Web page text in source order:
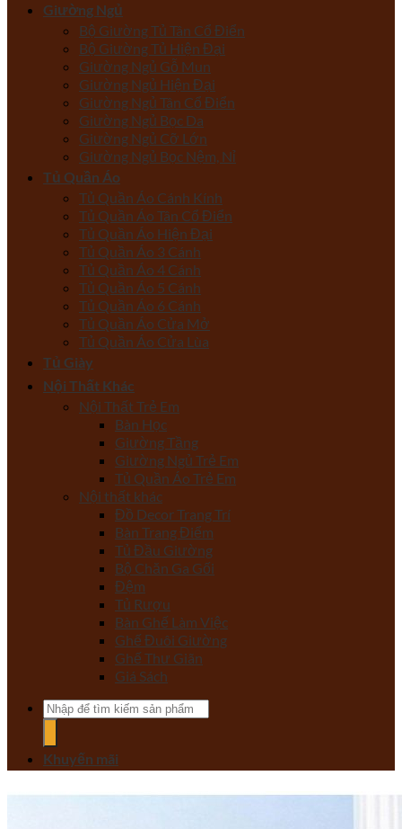
Giường Ngủ
Bộ Giường Tủ Tân Cổ Điển
Bộ Giường Tủ Hiện Đại
Giường Ngủ Gỗ Mun
Giường Ngủ Hiện Đại
Giường Ngủ Tân Cổ Điển
Giường Ngủ Bọc Da
Giường Ngủ Cỡ Lớn
Giường Ngủ Bọc Nệm, Nỉ
Tủ Quần Áo
Tủ Quần Áo Cánh Kính
Tủ Quần Áo Tân Cổ Điển
Tủ Quần Áo Hiện Đại
Tủ Quần Áo 3 Cánh
Tủ Quần Áo 4 Cánh
Tủ Quần Áo 5 Cánh
Tủ Quần Áo 6 Cánh
Tủ Quần Áo Cửa Mở
Tủ Quần Áo Cửa Lùa
Tủ Giày
Nội Thất Khác
Nội Thất Trẻ Em
Bàn Học
Giường Tầng
Giường Ngủ Trẻ Em
Tủ Quần Áo Trẻ Em
Nội thất khác
Đồ Decor Trang Trí
Bàn Trang Điểm
Tủ Đầu Giường
Bộ Chăn Ga Gối
Đệm
Tủ Rượu
Bàn Ghế Làm Việc
Ghế Đuôi Giường
Ghế Thư Giãn
Giá Sách
Tìm
kiếm:
Khuyến mãi